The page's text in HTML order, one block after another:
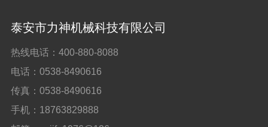
泰安市力神机械科技有限公司
热线电话： 400-880-8088
电话： 0538-8490616
传真： 0538-8490616
手机： 18763829888